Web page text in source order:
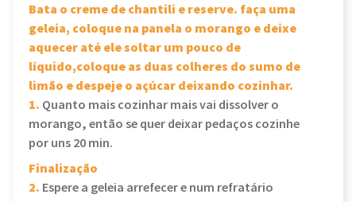
Bata o creme de chantili e reserve. faça uma
geleia, coloque na panela o morango e deixe
aquecer até ele soltar um pouco de
líquido,coloque as duas colheres do sumo de
limão e despeje o açúcar deixando cozinhar.
1. Quanto mais cozinhar mais vai dissolver o
morango, então se quer deixar pedaços cozinhe
por uns 20 min.
Finalização
2. Espere a geleia arrefecer e num refratário